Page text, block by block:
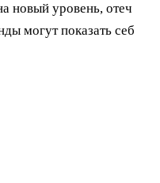
новый уровень, отеч
могут показать себ